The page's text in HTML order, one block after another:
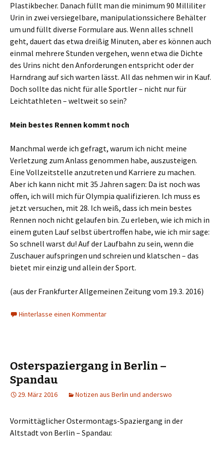
Plastikbecher. Danach füllt man die minimum 90 Milliliter
Urin in zwei versiegelbare, manipulationssichere Behälter
um und füllt diverse Formulare aus. Wenn alles schnell
geht, dauert das etwa dreißig Minuten, aber es können auch
einmal mehrere Stunden vergehen, wenn etwa die Dichte
des Urins nicht den Anforderungen entspricht oder der
Harndrang auf sich warten lässt. All das nehmen wir in Kauf.
Doch sollte das nicht für alle Sportler – nicht nur für
Leichtathleten – weltweit so sein?
Mein bestes Rennen kommt noch
Manchmal werde ich gefragt, warum ich nicht meine
Verletzung zum Anlass genommen habe, auszusteigen.
Eine Vollzeitstelle anzutreten und Karriere zu machen.
Aber ich kann nicht mit 35 Jahren sagen: Da ist noch was
offen, ich will mich für Olympia qualifizieren. Ich muss es
jetzt versuchen, mit 28. Ich weiß, dass ich mein bestes
Rennen noch nicht gelaufen bin. Zu erleben, wie ich mich in
einem guten Lauf selbst übertroffen habe, wie ich mir sage:
So schnell warst du! Auf der Laufbahn zu sein, wenn die
Zuschauer aufspringen und schreien und klatschen – das
bietet mir einzig und allein der Sport.
(aus der Frankfurter Allgemeinen Zeitung vom 19.3. 2016)
Hinterlasse einen Kommentar
Osterspaziergang in Berlin –
Spandau
29. März 2016 Notizen aus Berlin und anderswo
Vormittäglicher Ostermontags-Spaziergang in der
Altstadt von Berlin – Spandau: